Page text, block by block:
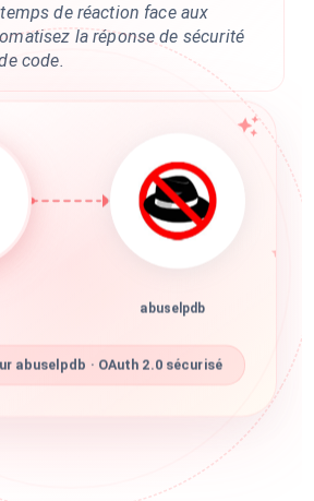
de réaction face aux
la réponse de sécurité
code.
abuselpdb
abuselpdb · OAuth 2.0 sécurisé